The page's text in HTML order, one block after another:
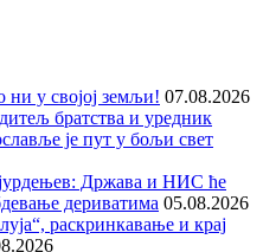
ни у својој земљи! 07.08.2026
братства и уредник
је пут у бољи свет
Држава и НИС ће
дериватима 05.08.2026
раскринкавање и крај